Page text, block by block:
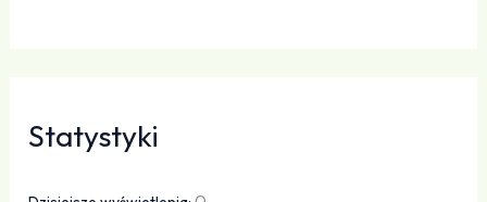
Statystyki